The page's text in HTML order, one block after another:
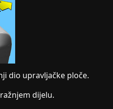
dio upravljačke ploče.
dijelu.